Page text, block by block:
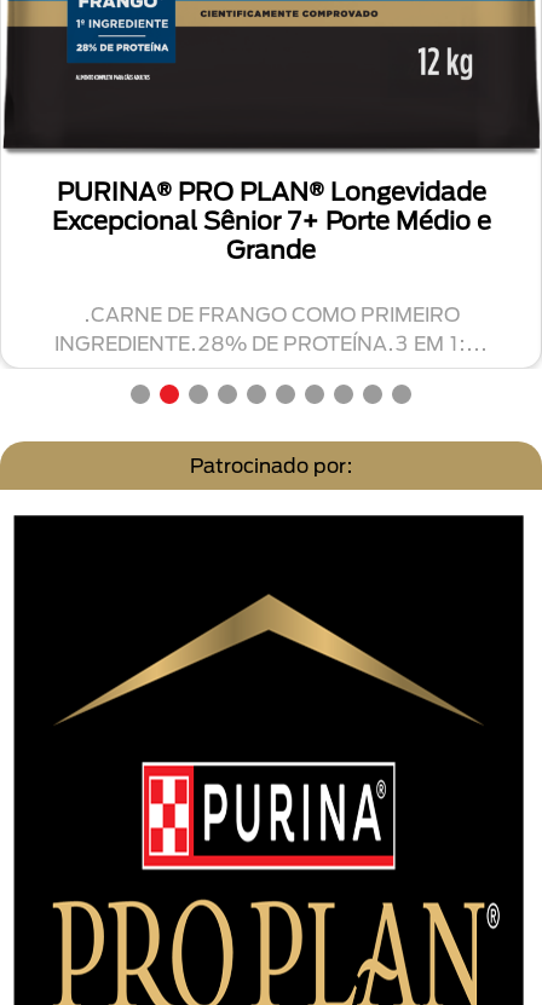
PURINA® PRO PLAN® Hipoalergênico
Minis e Pequenos
ALIMENTO DE ALTA TOLERÂNCIA PARA CÃES COM
SENSIBILIDADE.SALMÃO COMO PRIMEIRO
INGREDIENTE...
Patrocinado por: